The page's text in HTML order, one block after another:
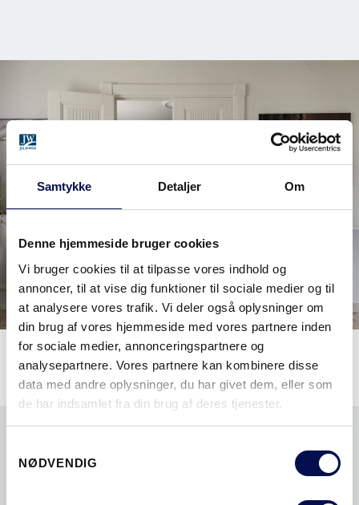
Samtykke Detaljer Om
Denne hjemmeside bruger cookies
Vi bruger cookies til at tilpasse vores indhold og
annoncer, til at vise dig funktioner til sociale medier og til
at analysere vores trafik. Vi deler også oplysninger om
din brug af vores hjemmeside med vores partnere inden
for sociale medier, annonceringspartnere og
analysepartnere. Vores partnere kan kombinere disse
data med andre oplysninger, du har givet dem, eller som
de har indsamlet fra din brug af deres tjenester.
NØDVENDIG